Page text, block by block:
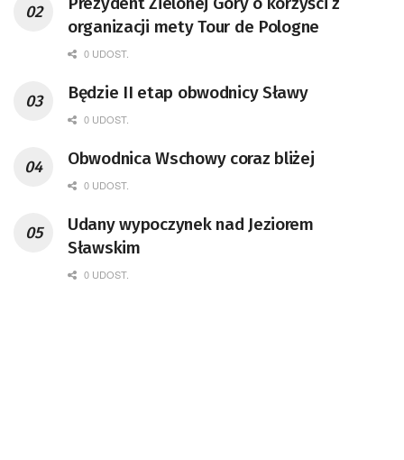
organizacji mety Tour de Pologne
0 UDOST.
Będzie II etap obwodnicy Sławy
0 UDOST.
Obwodnica Wschowy coraz bliżej
0 UDOST.
Udany wypoczynek nad Jeziorem
Sławskim
0 UDOST.